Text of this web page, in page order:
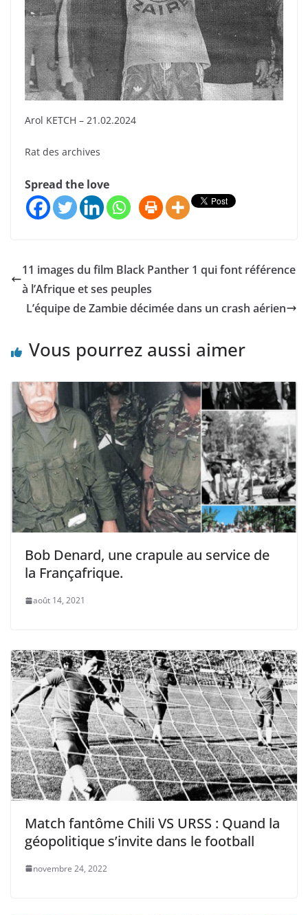
Arol KETCH – 21.02.2024
Rat des archives
Spread the love
11 images du film Black Panther 1 qui font référence
à l’Afrique et ses peuples
L’équipe de Zambie décimée dans un crash aérien
Vous pourrez aussi aimer
Bob Denard, une crapule au service de
la Françafrique.
août 14, 2021
Match fantôme Chili VS URSS : Quand la
géopolitique s’invite dans le football
novembre 24, 2022